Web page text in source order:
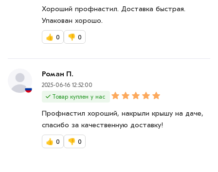
Хороший профнастил. Доставка быстрая.
Упакован хорошо.
👍 0 👎 0
Роман П.
2025-06-16 12:52:00
Товар куплен у нас
Профнастил хороший, накрыли крышу на даче,
спасибо за качественную доставку!
👍 0 👎 0